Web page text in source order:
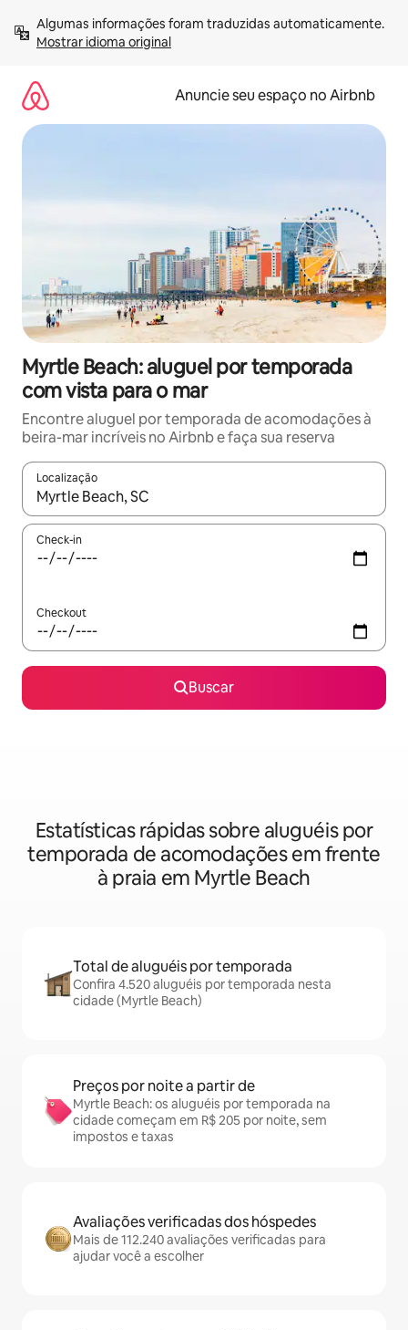
para
Mostrar idioma original
Anuncie seu espaço no Airbnb
Myrtle Beach: aluguel por temporada
com vista para o mar
Encontre aluguel por temporada de acomodações à
beira-mar incríveis no Airbnb e faça sua reserva
Localização
Quando os resultados estiverem disponíveis, explore-os
Check-in
Checkout
Buscar
Estatísticas rápidas sobre aluguéis por
temporada de acomodações em frente
à praia em Myrtle Beach
Total de aluguéis por temporada
Confira 4.520 aluguéis por temporada nesta
cidade (Myrtle Beach)
Preços por noite a partir de
Myrtle Beach: os aluguéis por temporada na
cidade começam em R$ 205 por noite, sem
impostos e taxas
Avaliações verificadas dos hóspedes
Mais de 112.240 avaliações verificadas para
ajudar você a escolher